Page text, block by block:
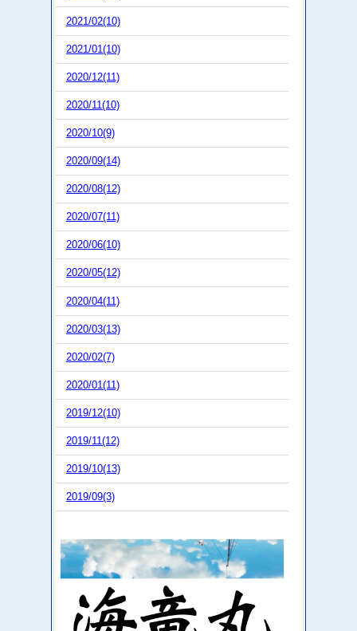
2021/02(10)
2021/01(10)
2020/12(11)
2020/11(10)
2020/10(9)
2020/09(14)
2020/08(12)
2020/07(11)
2020/06(10)
2020/05(12)
2020/04(11)
2020/03(13)
2020/02(7)
2020/01(11)
2019/12(10)
2019/11(12)
2019/10(13)
2019/09(3)